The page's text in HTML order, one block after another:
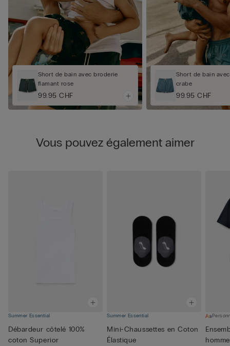
Short de bain avec broderie
flamant rose
99.95 CHF
Short de bain
crabe
99.95 CHF
Vous pouvez également aimer
Summer Essential
Débardeur côtelé 100%
coton Superior
Summer Essential
Mini-Chaussettes en Coton
Élastique